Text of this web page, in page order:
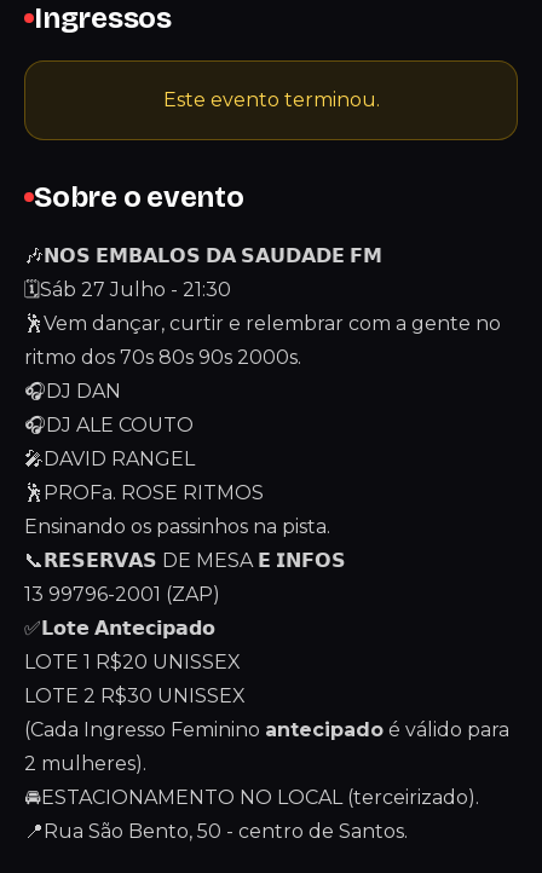
Sobre o evento
🎶𝗡𝗢𝗦 𝗘𝗠𝗕𝗔𝗟𝗢𝗦 𝗗𝗔 𝗦𝗔𝗨𝗗𝗔𝗗𝗘 𝗙𝗠
🗓️Sáb 27 Julho - 21:30
🕺Vem dançar, curtir e relembrar com a gente no
ritmo dos 70s 80s 90s 2000s.
🎧DJ DAN
🎧DJ ALE COUTO
🎤DAVID RANGEL
🕺PROFa. ROSE RITMOS
Ensinando os passinhos na pista.
📞𝗥𝗘𝗦𝗘𝗥𝗩𝗔𝗦 DE MESA 𝗘 𝗜𝗡𝗙𝗢𝗦
13 99796-2001 (ZAP)
✅𝗟𝗼𝘁𝗲 𝗔𝗻𝘁𝗲𝗰𝗶𝗽𝗮𝗱𝗼
LOTE 1 R$20 UNISSEX
LOTE 2 R$30 UNISSEX
(Cada Ingresso Feminino antecipado é válido para
2 mulheres).
🚘ESTACIONAMENTO NO LOCAL (terceirizado).
📍Rua São Bento, 50 - centro de Santos.
Ingressos
Este evento terminou.